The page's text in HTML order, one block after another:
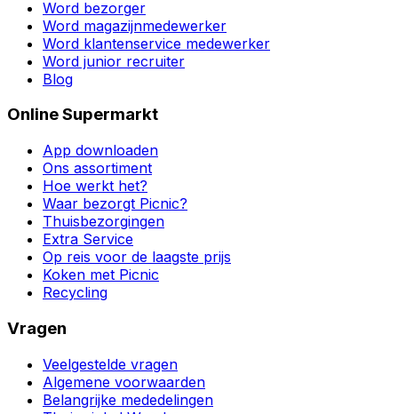
Word bezorger
Word magazijnmedewerker
Word klantenservice medewerker
Word junior recruiter
Blog
Online Supermarkt
App downloaden
Ons assortiment
Hoe werkt het?
Waar bezorgt Picnic?
Thuisbezorgingen
Extra Service
Op reis voor de laagste prijs
Koken met Picnic
Recycling
Vragen
Veelgestelde vragen
Algemene voorwaarden
Belangrijke mededelingen